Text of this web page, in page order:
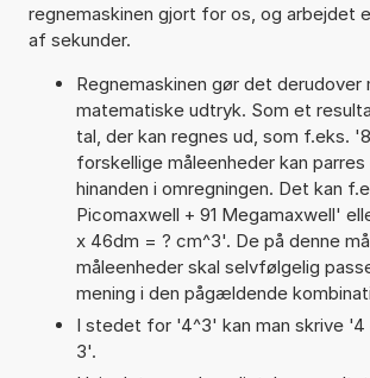
regnemaskinen gjort for os, og arbejdet
af sekunder.
Regnemaskinen gør det derudover
matematiske udtryk. Som et
tal, der kan regnes ud, som f.eks.
forskellige måleenheder kan
hinanden i omregningen. Det kan
Picomaxwell + 91 Megamaxwell'
x 46dm = ? cm^3'. De på denne
måleenheder skal selvfølgelig
mening i den pågældende
I stedet for '4^3' kan man skrive
3'.